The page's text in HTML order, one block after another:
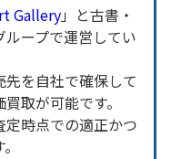
Gallery」と古書・
ループで運営してい
を自社で確保して
取が可能です。
時点での適正かつ